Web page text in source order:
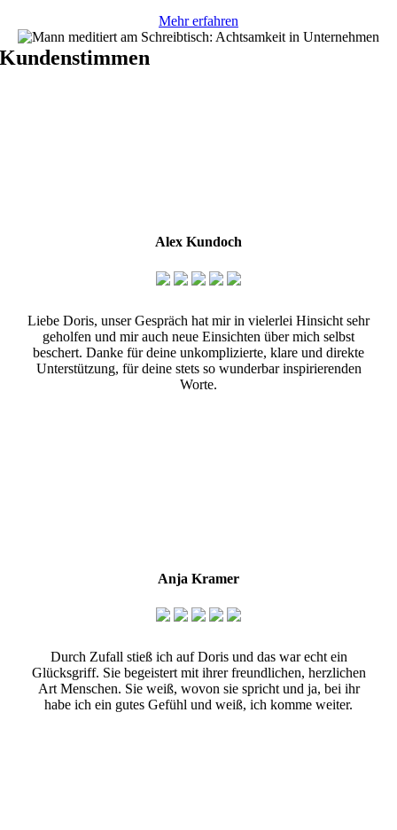
Mehr erfahren
Kundenstimmen
Alex Kundoch
Liebe Doris, unser Gespräch hat mir in vielerlei Hinsicht sehr
geholfen und mir auch neue Einsichten über mich selbst
beschert. Danke für deine unkomplizierte, klare und direkte
Unterstützung, für deine stets so wunderbar inspirierenden
Worte.
Anja Kramer
Durch Zufall stieß ich auf Doris und das war echt ein
Glücksgriff. Sie begeistert mit ihrer freundlichen, herzlichen
Art Menschen. Sie weiß, wovon sie spricht und ja, bei ihr
habe ich ein gutes Gefühl und weiß, ich komme weiter.